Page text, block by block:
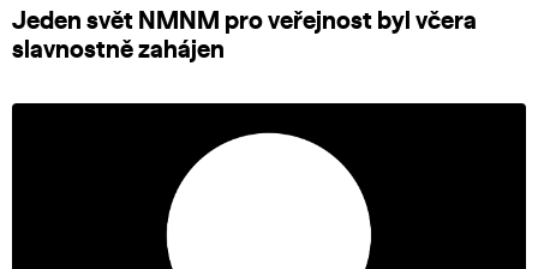
Jeden svět NMNM pro veřejnost byl včera
slavnostně zahájen